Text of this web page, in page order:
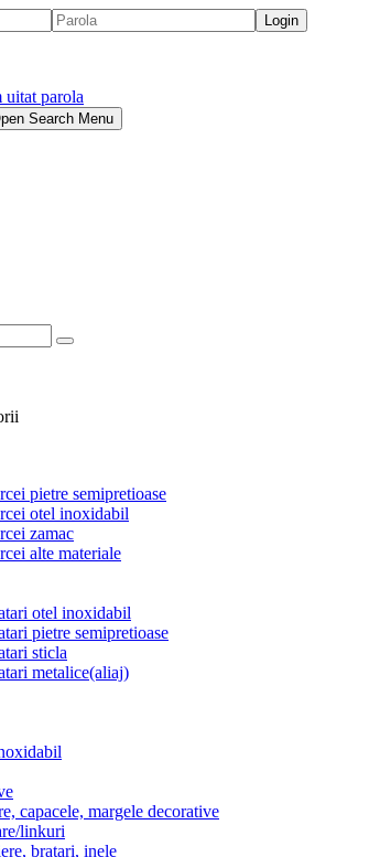
uitat parola
Search Menu
pietre semipretioase
otel inoxidabil
zamac
alte materiale
otel inoxidabil
pietre semipretioase
sticla
metalice(aliaj)
capacele, margele decorative
linkuri
bratari, inele